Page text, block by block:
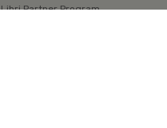
×
Libri Partner Program